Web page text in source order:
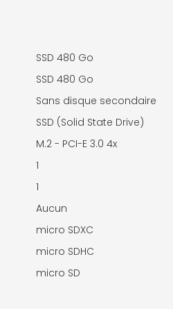
SSD 480 Go
SSD 480 Go
Sans disque secondaire
SSD (Solid State Drive)
M.2 - PCI-E 3.0 4x
1
1
Aucun
micro SDXC
micro SDHC
micro SD